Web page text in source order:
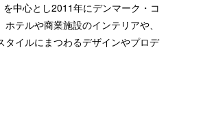
中心とし2011年にデンマーク・コ
テルや商業施設のインテリアや、
イルにまつわるデザインやプロデ